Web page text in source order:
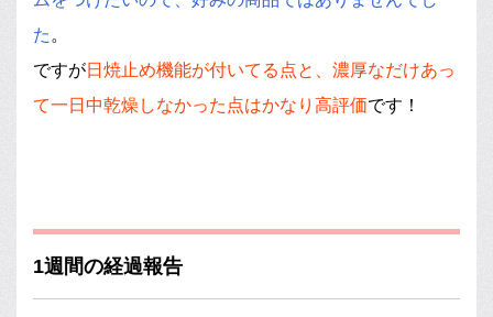
た 。
ですが日焼止め機能が付いてる点と、濃厚なだけあっ
て一日中乾燥しなかった点はかなり高評価です！
1週間の経過報告